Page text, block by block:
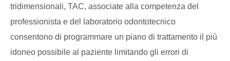
tridimensionali, TAC, associate alla competenza del
professionista e del laboratorio odontotecnico
consentono di programmare un piano di trattamento il più
idoneo possibile al paziente limitando gli errori di